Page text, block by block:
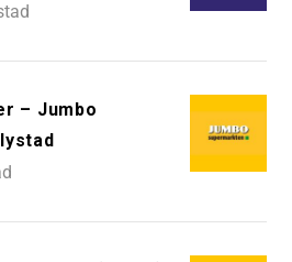
– Jumbo